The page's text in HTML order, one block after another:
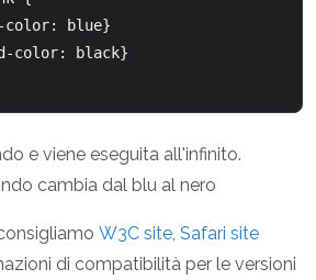
e viene eseguita all'infinito.
cambia dal blu al nero
W3C site, Safari site
di compatibilità per le versioni